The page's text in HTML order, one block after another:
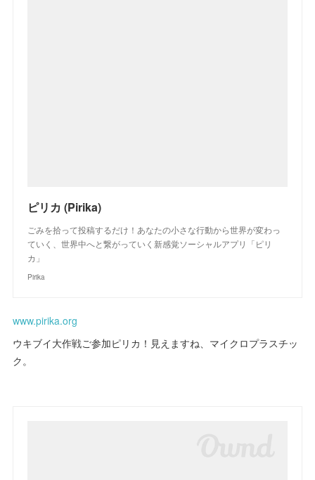
ピリカ (Pirika)
ごみを拾って投稿するだけ！あなたの小さな行動から世界が変わっ
ていく、世界中へと繋がっていく新感覚ソーシャルアプリ「ピリ
カ」
Pirika
www.pirika.org
ウキブイ大作戦ご参加ピリカ！見えますね、マイクロプラスチッ
ク。